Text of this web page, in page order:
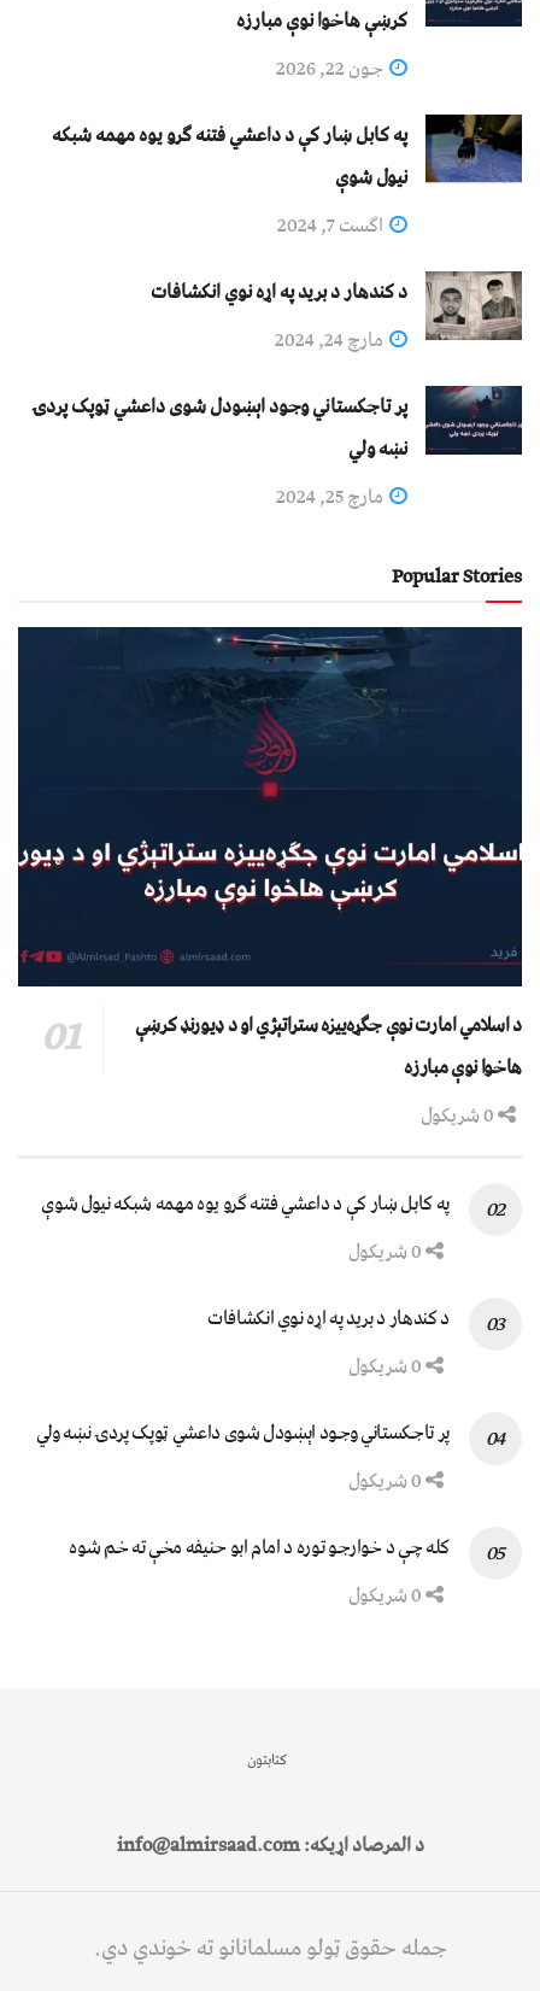
کرښې هاخوا نوې مبارزه
جون 22, 2026
په کابل ښار کې د داعشي فتنه ګرو يوه مهمه شبکه
نيول شوې
اگست 7, 2024
د کندهار د برید په اړه نوي انکشافات
مارچ 24, 2024
پر تاجکستاني وجود اېښودل شوی داعشي ټوپک پردۍ
نښه ولي
مارچ 25, 2024
Popular Stories
د اسلامي امارت نوې جګړه‌ییزه ستراتېژي او د ډیورنډ کرښې
هاخوا نوې مبارزه
په کابل ښار کې د داعشي فتنه ګرو يوه مهمه شبکه نيول شوې
د کندهار د برید په اړه نوي انکشافات
پر تاجکستاني وجود اېښودل شوی داعشي ټوپک پردۍ نښه ولي
کله چې د خوارجو توره د امام ابو حنیفه مخې ته خم شوه
کتابتون
د المرصاد اړیکه: info@almirsaad.com
جمله حقوق ټولو مسلمانانو ته خوندي دي.